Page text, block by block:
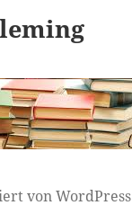
von WordPress